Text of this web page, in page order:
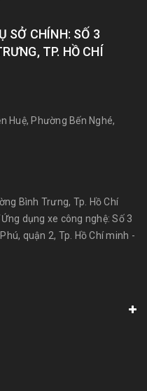
SỞ CHÍNH: SỐ 3
TP. HỒ CHÍ
Huệ, Phường Bến Nghé,
Bình Trưng, Tp. Hồ Chí
dụng xe công nghệ: Số 3
quận 2, Tp. Hồ Chí minh -